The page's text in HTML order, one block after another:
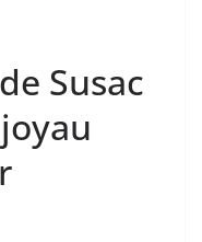
Susac